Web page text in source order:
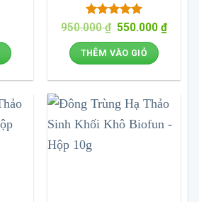
Được xếp
hạng
sao
950.000₫ Giá
là:
950.000 ₫.
550.000₫Giá
THÊM VÀO GIỎ